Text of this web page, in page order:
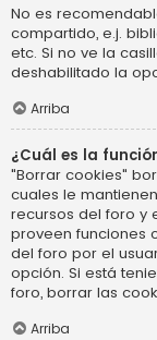
No es
compartido, e.j.
etc. Si no ve la
deshabilitado la
Arriba
¿Cuál es la
"Borrar cookies"
cuales le
recursos del foro y
proveen funciones
del foro por el
opción. Si está
foro, borrar las
Arriba